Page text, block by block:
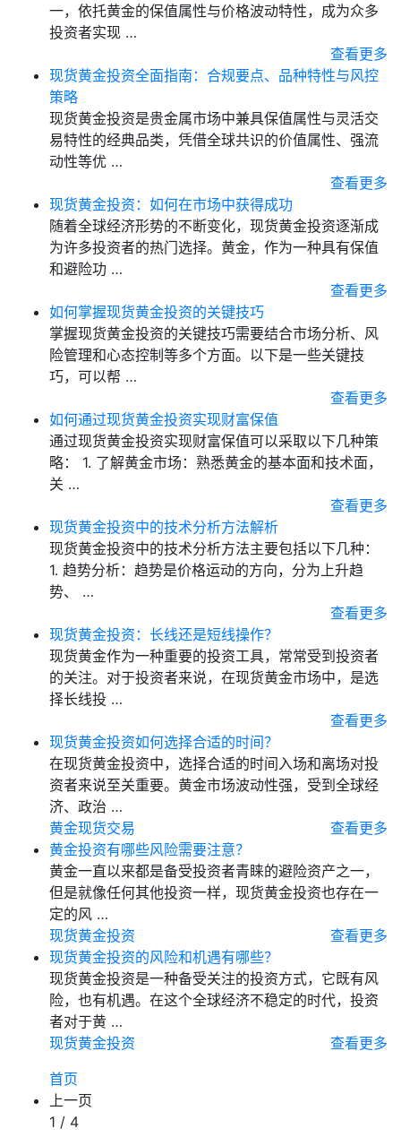
一，依托黄金的保值属性与价格波动特性，成为众多
投资者实现 …
查看更多
现货黄金投资全面指南：合规要点、品种特性与风控
策略
现货黄金投资是贵金属市场中兼具保值属性与灵活交
易特性的经典品类，凭借全球共识的价值属性、强流
动性等优 …
查看更多
现货黄金投资：如何在市场中获得成功
随着全球经济形势的不断变化，现货黄金投资逐渐成
为许多投资者的热门选择。黄金，作为一种具有保值
和避险功 …
查看更多
如何掌握现货黄金投资的关键技巧
掌握现货黄金投资的关键技巧需要结合市场分析、风
险管理和心态控制等多个方面。以下是一些关键技
巧，可以帮 …
查看更多
如何通过现货黄金投资实现财富保值
通过现货黄金投资实现财富保值可以采取以下几种策
略： 1. 了解黄金市场：熟悉黄金的基本面和技术面，
关 …
查看更多
现货黄金投资中的技术分析方法解析
现货黄金投资中的技术分析方法主要包括以下几种：
1. 趋势分析：趋势是价格运动的方向，分为上升趋
势、 …
查看更多
现货黄金投资：长线还是短线操作？
现货黄金作为一种重要的投资工具，常常受到投资者
的关注。对于投资者来说，在现货黄金市场中，是选
择长线投 …
查看更多
现货黄金投资如何选择合适的时间？
在现货黄金投资中，选择合适的时间入场和离场对投
资者来说至关重要。黄金市场波动性强，受到全球经
济、政治 …
黄金现货交易
查看更多
黄金投资有哪些风险需要注意？
黄金一直以来都是备受投资者青睐的避险资产之一，
但是就像任何其他投资一样，现货黄金投资也存在一
定的风 …
现货黄金投资
查看更多
现货黄金投资的风险和机遇有哪些？
现货黄金投资是一种备受关注的投资方式，它既有风
险，也有机遇。在这个全球经济不稳定的时代，投资
者对于黄 …
现货黄金投资
查看更多
首页
上一页
1 / 4